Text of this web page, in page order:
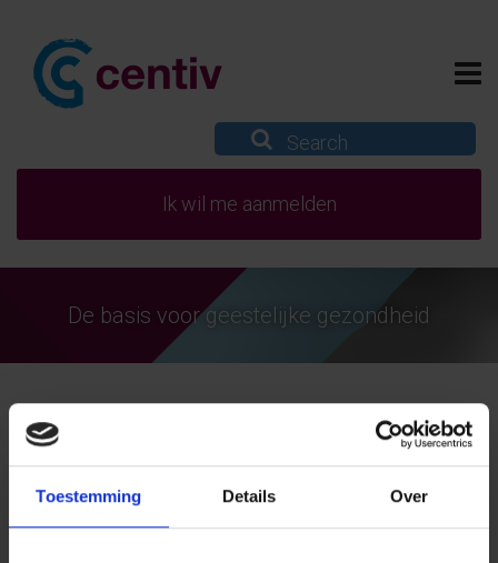
Toestemming Details Over
Ik wil me aanmelden
De basis voor geestelijke gezondheid